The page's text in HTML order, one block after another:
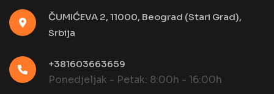
ČUMIĆEVA 2, 11000, Beograd (Stari Grad),
Srbija
+381603663659
Ponedjeljak - Petak: 8:00h - 16:00h